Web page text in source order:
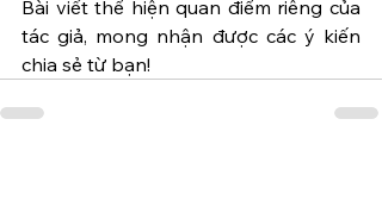
Bài viết thể hiện quan điểm riêng của
tác giả, mong nhận được các ý kiến
chia sẻ từ bạn!